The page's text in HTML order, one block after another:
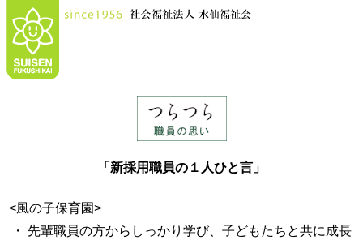
「新採用職員の１人ひと言」
<風の子保育園>
・
先輩職員の方からしっかり学び、子どもたちと共に成長